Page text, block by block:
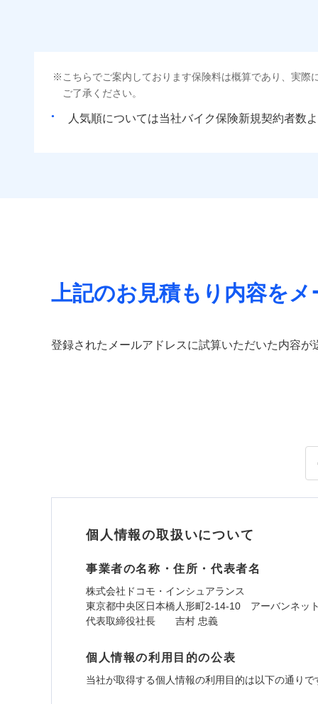
こちらでご案内しております保険料は概算であり、実
ご了承ください。
人気順については当社 新規契約者数
上記のお見積もり内容をメ
登録されたメールアドレスに試算いただいた内容が
個人情報の取扱いについて
事業者の名称・住所・代表者名
株式会社ドコモ・インシュアランス
東京都中央区日本橋人形町2-14-10 アーバンネッ
代表取締役社長 吉村 忠義
個人情報の利用目的の公表
当社が取得する個人情報の利用目的は以下の通りで